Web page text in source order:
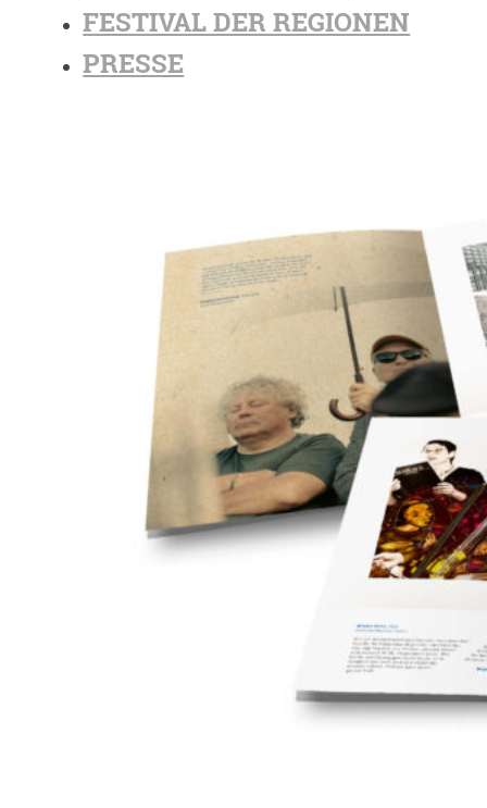
FESTIVAL DER REGIONEN
PRESSE